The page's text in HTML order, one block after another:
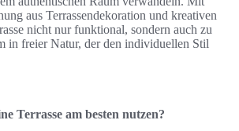
aus Terrassendekoration und kreativen
nicht nur funktional, sondern auch zu
in freier Natur, der den individuellen Stil
Terrasse am besten nutzen?